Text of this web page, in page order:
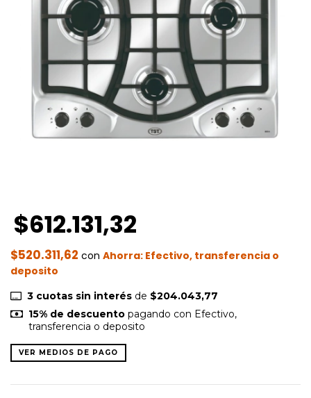
$612.131,32
$520.311,62 con
Efectivo, transferencia o
deposito
3cuotas sin interésde $204.043,77
15% de descuentopagando con Efectivo,
transferencia o deposito
VER MEDIOS DE PAGO